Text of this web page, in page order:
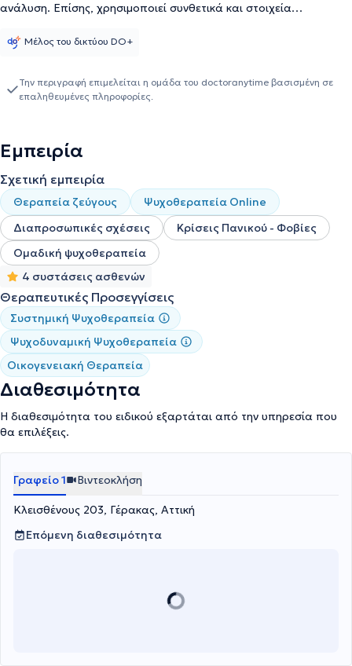
ανάλυση. Επίσης, χρησιμοποιεί συνθετικά και στοιχεία
προσεγγίσεων που έχει διδαχθεί. Ακόμη, έχει εκπαιδευτεί
την Nlpingreece και κατέχει το NLP Practitioner Certification. Έχει
εκπαιδευτεί στην μέθοδο της Συστημικής αναπαράστασης στο
Centered Training Recearch Institute, στην οποία μέθοδο
συνεχίζει να εκπαιδεύεται. Παράλληλα με την ψυχοθεραπευτική
του εκπαίδευση, έχει παρακολουθήσει και συμμετάσχει σε πολλά
εξειδικευμένα εκπαιδευτικά σεμινάρια και επιμορφωτικά
προγράμματα καθώς και παγκόσμια και πανελλήνια
επιστημονικά συνέδρια που αφορούν την ομαδική ανάλυση, το
ψυχόδραμα - κοινωνιόδραμα, την πρόληψη, διάγνωση και
θεραπεία των ψυχικών διαταραχών σε ενηλίκους και εφήβους και
στην παρουσίαση πρόσφατων επιστημονικών ερευνών και
αποτελεσμάτων τους. Επιπλέον στο γραφείο υπάρχουν και άλλοι
συνεργάτες Σύμβουλος Ψυχικής Υγείας , σύμβουλός ψυχικής
υγείας.
Μέλος του δικτύου DO+
Την περιγραφή επιμελείται η ομάδα του doctoranytime βασισμένη σε
επαληθευμένες πληροφορίες.
Εμπειρία
Σχετική εμπειρία
Θεραπεία ζεύγους
Ψυχοθεραπεία Online
Διαπροσωπικές σχέσεις
Κρίσεις Πανικού - Φοβίες
Ομαδική ψυχοθεραπεία
4 συστάσεις ασθενών
Θεραπευτικές Προσεγγίσεις
Συστημική Ψυχοθεραπεία
Ψυχοδυναμική Ψυχοθεραπεία
Οικογενειακή Θεραπεία
Διαθεσιμότητα
Η διαθεσιμότητα του ειδικού εξαρτάται από την υπηρεσία που
θα επιλέξεις.
Γραφείο 1 Βιντεοκλήση
Κλεισθένους 203, Γέρακας, Αττική
Επόμενη διαθεσιμότητα